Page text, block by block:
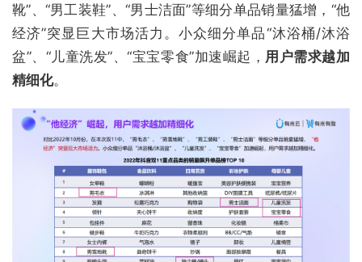
靴”、“男工装鞋”、“男士洁面”等细分单品销量猛增，“他
经济”突显巨大市场活力。小众细分单品“沐浴桶/沐浴
盆”、“儿童洗发”、“宝宝零食”加速崛起， 用户需求越加
精细化。